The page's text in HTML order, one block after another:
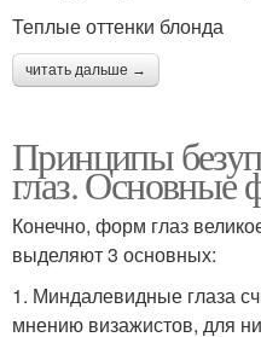
Теплые оттенки блонда
читать дальше →
Принципы
глаз. Основные
Конечно, форм глаз
выделяют 3 основных:
1. Миндалевидные глаза
мнению визажистов, для